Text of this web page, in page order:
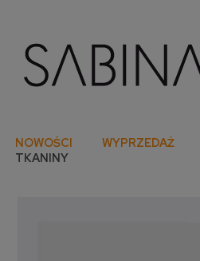
NOWOŚCI WYPRZEDAŻ
TKANINY